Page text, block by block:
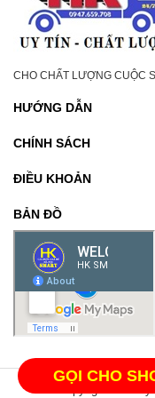
CHO CHẤT LƯỢNG CUỘC
HƯỚNG DẪN
CHÍNH SÁCH
ĐIỀU KHOẢN
BẢN ĐỒ
© Copyright 2017
GỌI CHO